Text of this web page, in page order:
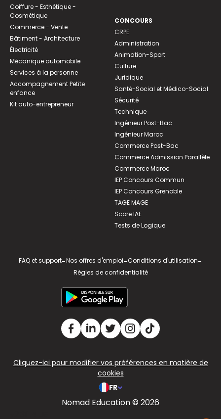
Coiffure - Esthétique -
Cosmétique
Commerce - Vente
Bâtiment - Architecture
Électricité
Mécanique automobile
Services à la personne
Accompagnement Petite
enfance
Kit auto-entrepreneur
CONCOURS
CRPE
Administration
Animation-Sport
Culture
Juridique
Santé-Social et Médico-Social
Sécurité
Technique
Ingénieur Post-Bac
Ingénieur Maroc
Commerce Post-Bac
Commerce Admission Parallèle
Commerce Maroc
IEP Concours Commun
IEP Concours Grenoble
TAGE MAGE
Score IAE
Tests de Logique
FAQ et support-Nos offres d'emploi-Conditions d'utilisation-
Règles de confidentialité
Cliquez-ici pour modifier vos préférences en matière de
cookies
FR
Nomad Education © 2026